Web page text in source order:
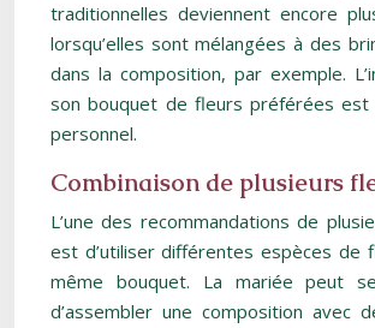
traditionnelles deviennent encore
lorsqu’elles sont mélangées à des
dans la composition, par exemple.
son bouquet de fleurs préférées est
personnel.
Combinaison de plusieurs
L’une des recommandations de
est d’utiliser différentes espèces de
même bouquet. La mariée peut
d’assembler une composition avec